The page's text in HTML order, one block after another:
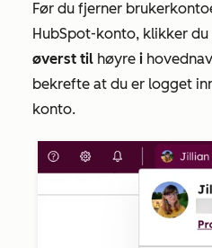
Før du fjerner
HubSpot-konto, klikker du
øverst til høyre i
bekrefte at du er logget
konto.